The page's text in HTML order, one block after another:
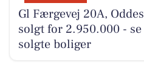
Gl Færgevej 20A,
solgt for 2.950.000 -
solgte boliger